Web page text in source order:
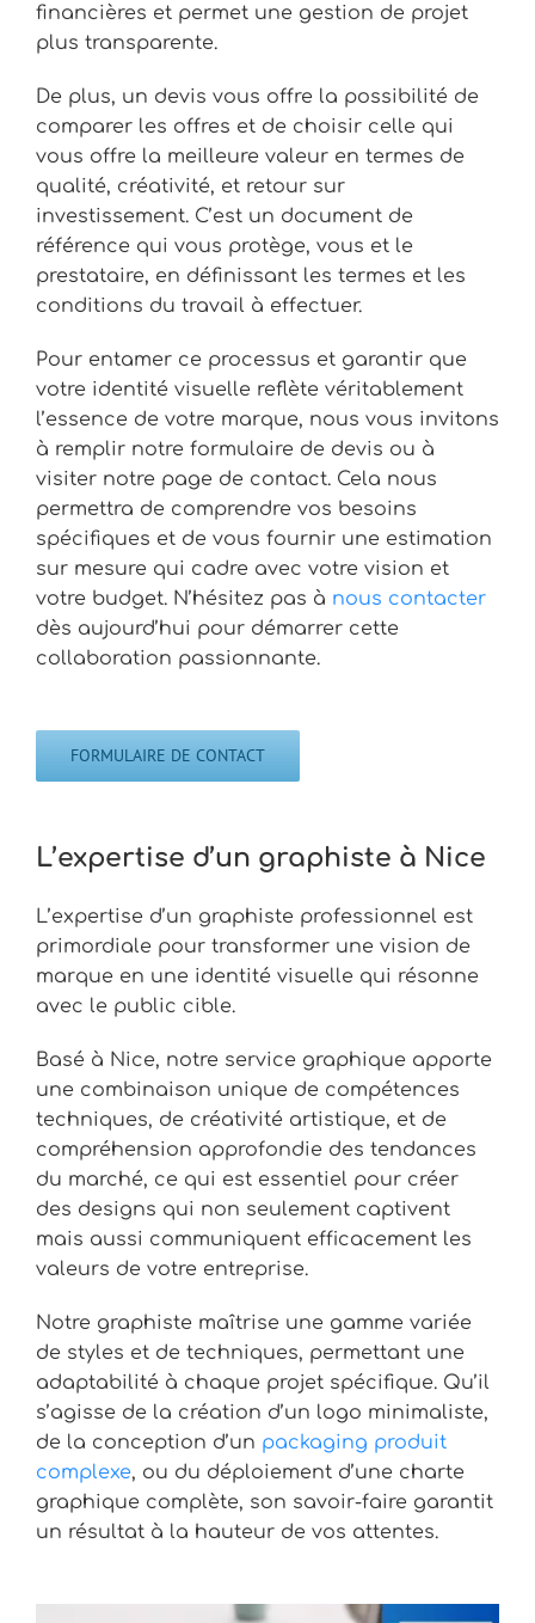
financières et permet une gestion de projet
plus transparente.
De plus, un devis vous offre la possibilité de
comparer les offres et de choisir celle qui
vous offre la meilleure valeur en termes de
qualité, créativité, et retour sur
investissement. C’est un document de
référence qui vous protège, vous et le
prestataire, en définissant les termes et les
conditions du travail à effectuer.
Pour entamer ce processus et garantir que
votre identité visuelle reflète véritablement
l’essence de votre marque, nous vous invitons
à remplir notre formulaire de devis ou à
visiter notre page de contact. Cela nous
permettra de comprendre vos besoins
spécifiques et de vous fournir une estimation
sur mesure qui cadre avec votre vision et
votre budget. N’hésitez pas à nous contacter
dès aujourd’hui pour démarrer cette
collaboration passionnante.
FORMULAIRE DE CONTACT
L’expertise d’un graphiste à Nice
L’expertise d’un graphiste professionnel est
primordiale pour transformer une vision de
marque en une identité visuelle qui résonne
avec le public cible.
Basé à Nice, notre service graphique apporte
une combinaison unique de compétences
techniques, de créativité artistique, et de
compréhension approfondie des tendances
du marché, ce qui est essentiel pour créer
des designs qui non seulement captivent
mais aussi communiquent efficacement les
valeurs de votre entreprise.
Notre graphiste maîtrise une gamme variée
de styles et de techniques, permettant une
adaptabilité à chaque projet spécifique. Qu’il
s’agisse de la création d’un logo minimaliste,
de la conception d’un packaging produit
complexe, ou du déploiement d’une charte
graphique complète, son savoir-faire garantit
un résultat à la hauteur de vos attentes.